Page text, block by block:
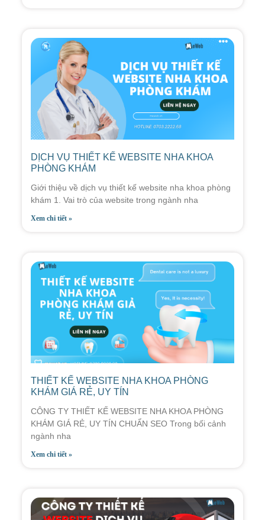
DỊCH VỤ THIẾT KẾ WEBSITE NHA KHOA
PHÒNG KHÁM
Giới thiệu về dịch vụ thiết kế website nha khoa phòng
khám 1. Vai trò của website trong ngành nha
Xem chi tiết »
THIẾT KẾ WEBSITE NHA KHOA PHÒNG
KHÁM GIÁ RẺ, UY TÍN
CÔNG TY THIẾT KẾ WEBSITE NHA KHOA PHÒNG
KHÁM GIÁ RẺ, UY TÍN CHUẨN SEO Trong bối cảnh
ngành nha
Xem chi tiết »